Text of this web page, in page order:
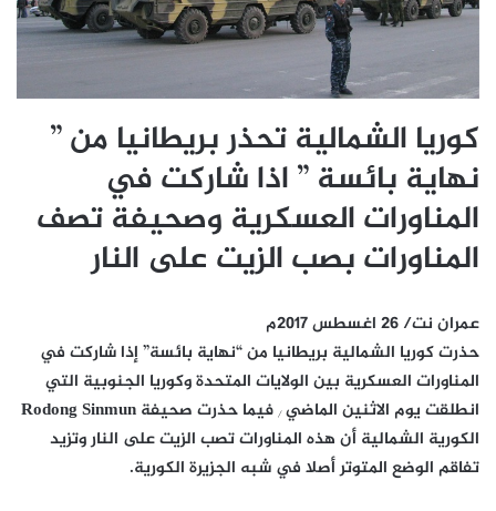
كوريا الشمالية تحذر بريطانيا من ”
نهاية بائسة ” اذا شاركت في
المناورات العسكرية وصحيفة تصف
المناورات بصب الزيت على النار
عمران نت/ 26 اغسطس 2017م
حذرت كوريا الشمالية بريطانيا من “نهاية بائسة” إذا شاركت في
المناورات العسكرية بين الولايات المتحدة وكوريا الجنوبية التي
انطلقت يوم الاثنين الماضي ٫ فيما حذرت صحيفة Rodong Sinmun
الكورية الشمالية أن هذه المناورات تصب الزيت على النار وتزيد
تفاقم الوضع المتوتر أصلا في شبه الجزيرة الكورية.